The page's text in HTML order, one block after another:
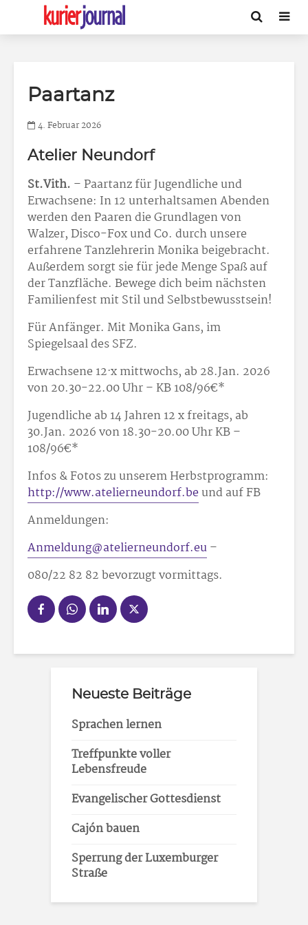
Paartanz
4. Februar 2026
Atelier Neundorf
St.Vith. – Paartanz für Jugendliche und
Erwachsene: In 12 unterhaltsamen Abenden
werden den Paaren die Grundlagen von
Walzer, Disco-Fox und Co. durch unsere
erfahrene Tanzlehrerin Monika beigebracht.
Außerdem sorgt sie für jede Menge Spaß auf
der Tanzfläche. Bewege dich beim nächsten
Familienfest mit Stil und Selbstbewusstsein!
Für Anfänger. Mit Monika Gans, im
Spiegelsaal des SFZ.
Erwachsene 12·x mittwochs, ab 28.Jan. 2026
von 20.30-22.00 Uhr – KB 108/96€*
Jugendliche ab 14 Jahren 12 x freitags, ab
30.Jan. 2026 von 18.30-20.00 Uhr KB –
108/96€*
Infos & Fotos zu unserem Herbstprogramm:
http://www.atelierneundorf.beund auf FB
Anmeldungen:
Anmeldung@atelierneundorf.eu–
080/22 82 82 bevorzugt vormittags.
Neueste Beiträge
Sprachen lernen
Treffpunkte voller
Lebensfreude
Evangelischer Gottesdienst
Cajón bauen
Sperrung der Luxemburger
Straße